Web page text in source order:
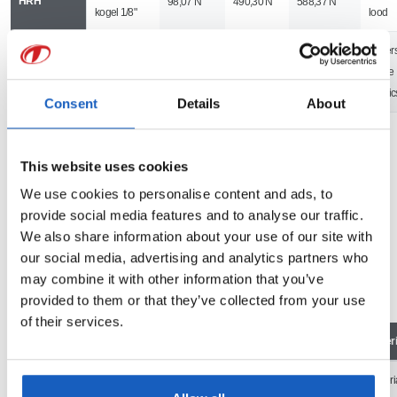
Consent Details About
This website uses cookies
We use cookies to personalise content and ads, to
provide social media features and to analyse our traffic.
We also share information about your use of our site with
our social media, advertising and analytics partners who
may combine it with other information that you’ve
provided to them or that they’ve collected from your use
of their services.
kogel 1/8"
lood
kogel 1/8"
harde
Superficial Rockwell-schaal
Bij deze testmethoden is de indringdiepte zo klein dat het zowel bij
materialen met een lage hardheid of bij zeer dunne materialen gebruikt
kan worden.